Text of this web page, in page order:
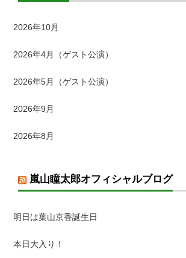
2026年10月
2026年4月（ゲスト公演）
2026年5月（ゲスト公演）
2026年9月
2026年8月
嵐山瞳太郎オフィシャルブログ
明日は葉山京香誕生日
本日大入り！